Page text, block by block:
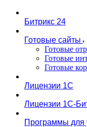
Битрикс 24
Готовые сайты
Готовые
Готовые
Готовые
Лицензии 1С
Лицензии 1С-
Программы для